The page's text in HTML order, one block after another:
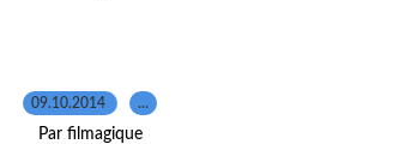
09.10.2014 …
Par filmagique